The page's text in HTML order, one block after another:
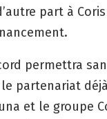
part à
permettra
partenariat
et le groupe